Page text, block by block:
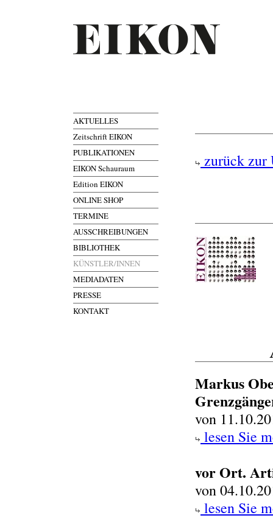
AKTUELLES
Zeitschrift EIKON
PUBLIKATIONEN
EIKON Schauraum
Edition EIKON
ONLINE SHOP
TERMINE
AUSSCHREIBUNGEN
BIBLIOTHEK
KÜNSTLER/INNEN
MEDIADATEN
PRESSE
KONTAKT
zurück zur
Markus
von
lesen Sie
vor Ort.
von
lesen Sie